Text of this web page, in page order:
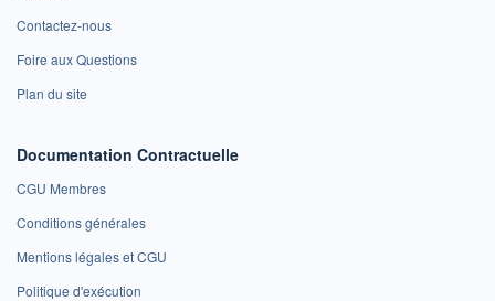
Contactez-nous
Foire aux Questions
Plan du site
Documentation Contractuelle
CGU Membres
Conditions générales
Mentions légales et CGU
Politique d'exécution